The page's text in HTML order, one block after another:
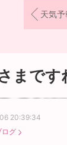
天気
まです
20:39:34
ログ